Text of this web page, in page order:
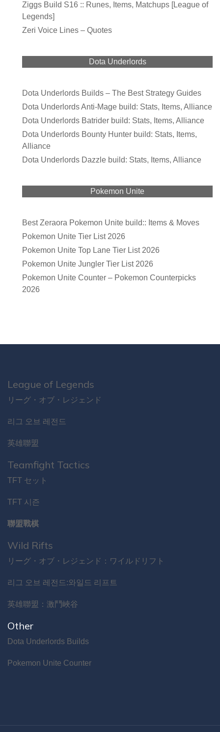
Ziggs Build S16 :: Runes, Items, Matchups [League of
Legends]
Zeri Voice Lines – Quotes
Dota Underlords
Dota Underlords Builds – The Best Strategy Guides
Dota Underlords Anti-Mage build: Stats, Items, Alliance
Dota Underlords Batrider build: Stats, Items, Alliance
Dota Underlords Bounty Hunter build: Stats, Items,
Alliance
Dota Underlords Dazzle build: Stats, Items, Alliance
Pokemon Unite
Best Zeraora Pokemon Unite build:: Items & Moves
Pokemon Unite Tier List 2026
Pokemon Unite Top Lane Tier List 2026
Pokemon Unite Jungler Tier List 2026
Pokemon Unite Counter – Pokemon Counterpicks
2026
League of Legends
リーグ・オブ・レジェンド
리그 오브 레전드
英雄聯盟
Teamfight Tactics
TFT セット
TFT 시즌
聯盟戰棋
Wild Rifts
リーグ・オブ・レジェンド：ワイルドリフト
리그 오브 레전드:와일드 리프트
英雄聯盟：激鬥峽谷
Other
Dota Underlords Builds
Pokemon Unite Counter